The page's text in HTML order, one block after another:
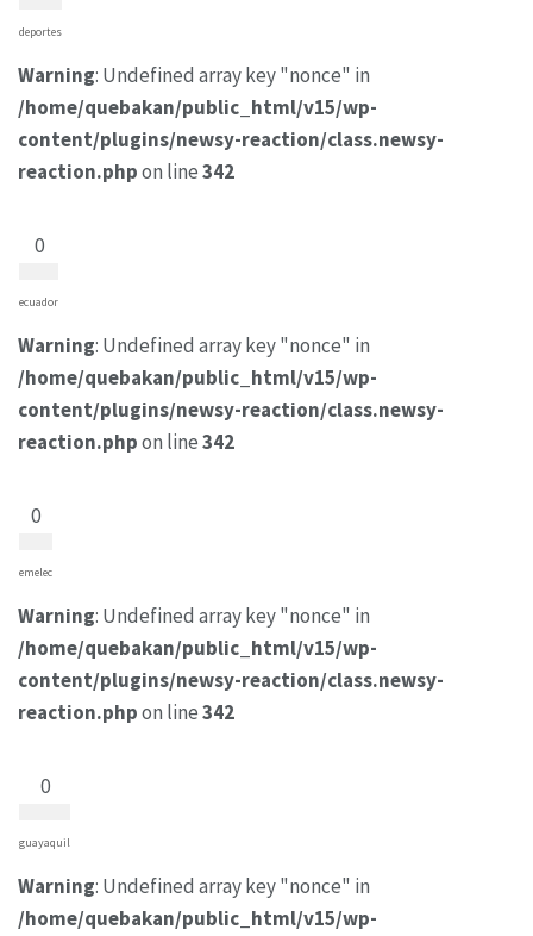
deportes
Warning: Undefined array key "nonce" in
/home/quebakan/public_html/v15/wp-
content/plugins/newsy-reaction/class.newsy-
reaction.phpon line342
0
ecuador
Warning: Undefined array key "nonce" in
/home/quebakan/public_html/v15/wp-
content/plugins/newsy-reaction/class.newsy-
reaction.phpon line342
0
emelec
Warning: Undefined array key "nonce" in
/home/quebakan/public_html/v15/wp-
content/plugins/newsy-reaction/class.newsy-
reaction.phpon line342
0
guayaquil
Warning: Undefined array key "nonce" in
/home/quebakan/public_html/v15/wp-